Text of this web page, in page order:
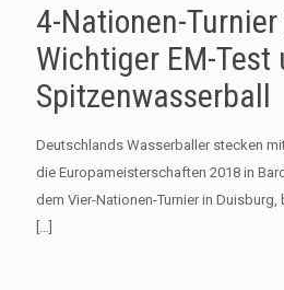
4-Nationen-
Wichtiger EM-Test
Spitzenwasserball
Deutschlands Wasserballer stecken
die Europameisterschaften 2018 in
dem Vier-Nationen-Turnier in